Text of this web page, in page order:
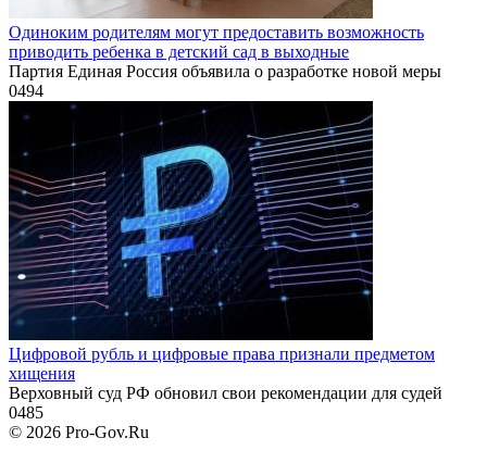
Одиноким родителям могут предоставить возможность
приводить ребенка в детский сад в выходные
Партия Единая Россия объявила о разработке новой меры
0494
Цифровой рубль и цифровые права признали предметом
хищения
Верховный суд РФ обновил свои рекомендации для судей
0485
© 2026 Pro-Gov.Ru